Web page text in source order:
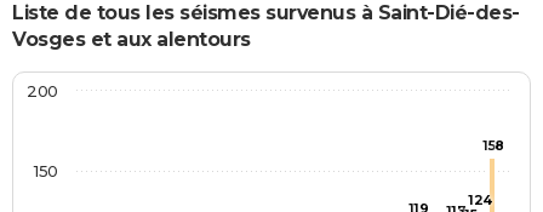
Liste de tous les séismes survenus à Saint-Dié-des-
Vosges et aux alentours
119
124
158
150
200